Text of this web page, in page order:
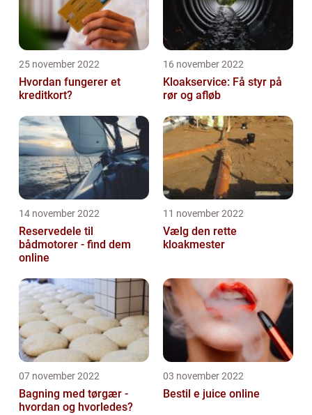
25 november 2022
Hvordan fungerer et
kreditkort?
16 november 2022
Kloakservice: Få styr på
rør og afløb
14 november 2022
Reservedele til
bådmotorer - find dem
online
11 november 2022
Vælg den rette
kloakmester
07 november 2022
Bagning med tørgær -
hvordan og hvorledes?
03 november 2022
Bestil e juice online